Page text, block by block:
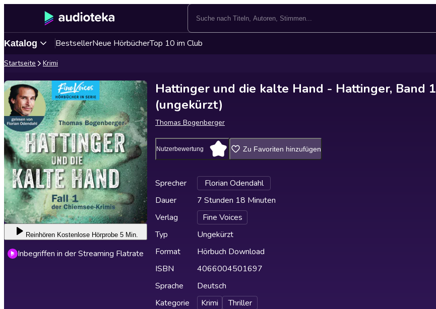
Katalog BestsellerNeue HörbücherTop 10 im Club
Startseite Krimi
Reinhören Kostenlose Hörprobe 5 Min.
Inbegriffen in der Streaming Flatrate
Hattinger und die kalte Hand - Hattinger, Band 1
(ungekürzt)
Thomas Bogenberger
Nutzerbewertung Zu Favoriten hinzufügen
Sprecher
Florian Odendahl
Dauer
7 Stunden 18 Minuten
Verlag
Fine Voices
Typ
Ungekürzt
Format
Hörbuch Download
ISBN
4066004501697
Sprache
Deutsch
Kategorie
Krimi Thriller